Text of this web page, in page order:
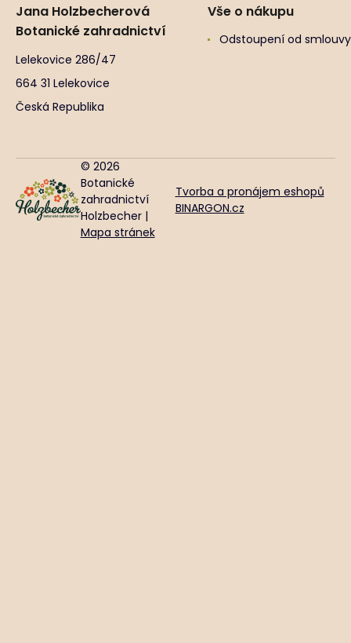
Jana Holzbecherová
Botanické zahradnictví
Lelekovice 286/47
664 31 Lelekovice
Česká Republika
Vše o nákupu
Odstoupení od smlouvy
© 2026
Botanické
zahradnictví
Holzbecher |
Mapa stránek
Tvorba a pronájem eshopů
BINARGON.cz